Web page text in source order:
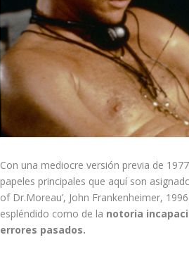
Con una mediocre versión previa de
papeles principales que aquí son
of Dr.Moreau’, John Frankenheimer,
espléndido como de la notoria
errores pasados.